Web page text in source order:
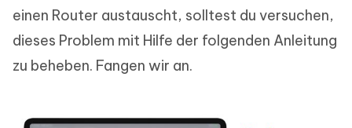
einen Router austauscht, solltest du versuchen,
dieses Problem mit Hilfe der folgenden Anleitung
zu beheben. Fangen wir an.